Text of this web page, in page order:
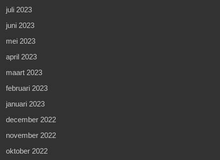
juli 2023
juni 2023
mei 2023
april 2023
maart 2023
februari 2023
januari 2023
december 2022
november 2022
oktober 2022